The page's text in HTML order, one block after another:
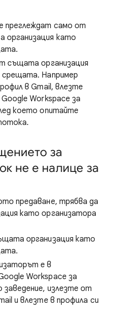
преглеждат само от
организация като
същата организация
Например
в Gmail, влезте
Workspace за
което опитайте
за
не е налице за
предаване, трябва да
като организатора
организация като
е в
Workspace за
заведение, излезте от
и влезте в профила си